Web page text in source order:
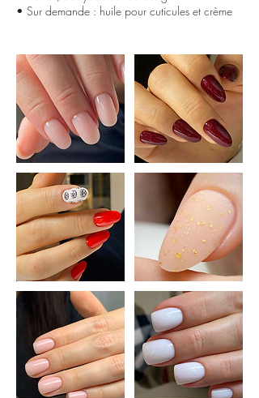
• Sur demande : huile pour cuticules et crème